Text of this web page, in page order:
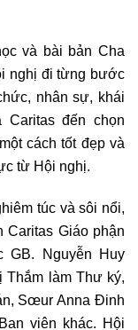
và bài bản Cha
nghị đi từng bước
nhân sự, khái
đến chọn
cách tốt đẹp và
từ Hội nghị.
túc và sôi nổi,
Caritas Giáo phận
Nguyễn Huy
Thắm làm Thư ký,
Sœur Anna Đinh
viên khác. Hội